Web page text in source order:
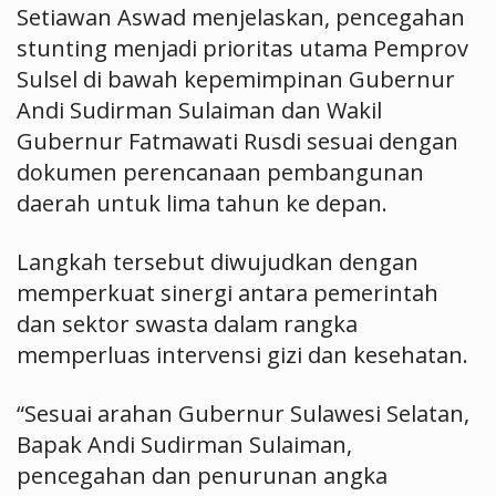
Setiawan Aswad menjelaskan, pencegahan
stunting menjadi prioritas utama Pemprov
Sulsel di bawah kepemimpinan Gubernur
Andi Sudirman Sulaiman dan Wakil
Gubernur Fatmawati Rusdi sesuai dengan
dokumen perencanaan pembangunan
daerah untuk lima tahun ke depan.
Langkah tersebut diwujudkan dengan
memperkuat sinergi antara pemerintah
dan sektor swasta dalam rangka
memperluas intervensi gizi dan kesehatan.
“Sesuai arahan Gubernur Sulawesi Selatan,
Bapak Andi Sudirman Sulaiman,
pencegahan dan penurunan angka